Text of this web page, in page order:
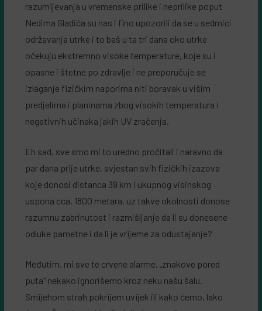
razumijevanja u vremenske prilike i neprilike poput
Nedima Sladića su nas i fino upozorili da se u sedmici
održavanja utrke i to baš u ta tri dana oko utrke
očekuju ekstremno visoke temperature, koje su i
opasne i štetne po zdravlje i ne preporučuje se
izlaganje fizičkim naporima niti boravak u višim
predjelima i planinama zbog visokih temperatura i
negativnih učinaka jakih UV zračenja.
Eh sad, sve smo mi to uredno pročitali i naravno da
par dana prije utrke, svjestan svih fizičkih izazova
koje donosi distanca 39 km i ukupnog visinskog
uspona cca. 1800 metara, uz takve okolnosti donose
razumnu zabrinutost i razmišljanje da li su donesene
odluke pametne i da li je vrijeme za odustajanje?
Međutim, mi sve te crvene alarme, „znakove pored
puta“ nekako ignorišemo kroz neku našu šalu.
Smijehom strah pokrijem uvijek ili kako ćemo, lako